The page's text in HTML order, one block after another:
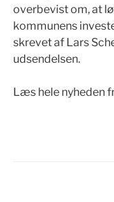
overbevist om, at
kommunens
skrevet af Lars
udsendelsen.
Læs hele nyheden